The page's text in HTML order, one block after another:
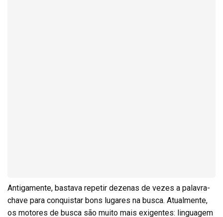
Antigamente, bastava repetir dezenas de vezes a palavra-
chave para conquistar bons lugares na busca. Atualmente,
os motores de busca são muito mais exigentes: linguagem